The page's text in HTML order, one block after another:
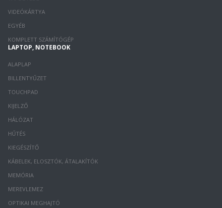
VIDEÓKÁRTYA
EGYÉB
KOMPLETT SZÁMÍTÓGÉP
LAPTOP, NOTEBOOK
ALAPLAP
BILLENTYŰZET
TOUCHPAD
KIJELZŐ
HÁLÓZAT
HŰTÉS
KIEGÉSZÍTŐ
KÁBELEK, ELOSZTÓK, ÁTALAKÍTÓK
MEMÓRIA
MEREVLEMEZ
OPTIKAI MEGHAJTÓ